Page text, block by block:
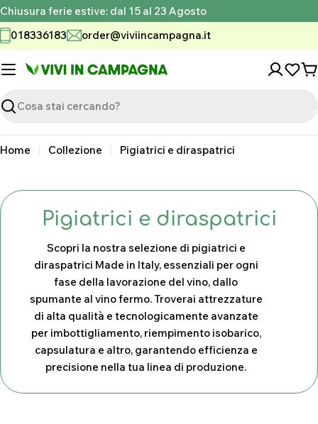
Vai
al
contenuto
Chiusura ferie estive: dal 15 al 23 Agosto
018336183
order@viviincampagna.it
Ricerca
Home Collezione Pigiatrici e diraspatrici
C
o
l
e
z
i
Pigiatrici e diraspatrici
Scopri la nostra selezione di pigiatrici e
diraspatrici Made in Italy, essenziali per ogni
fase della lavorazione del vino, dallo
spumante al vino fermo. Troverai attrezzature
di alta qualità e tecnologicamente avanzate
per imbottigliamento, riempimento isobarico,
capsulatura e altro, garantendo efficienza e
precisione nella tua linea di produzione.